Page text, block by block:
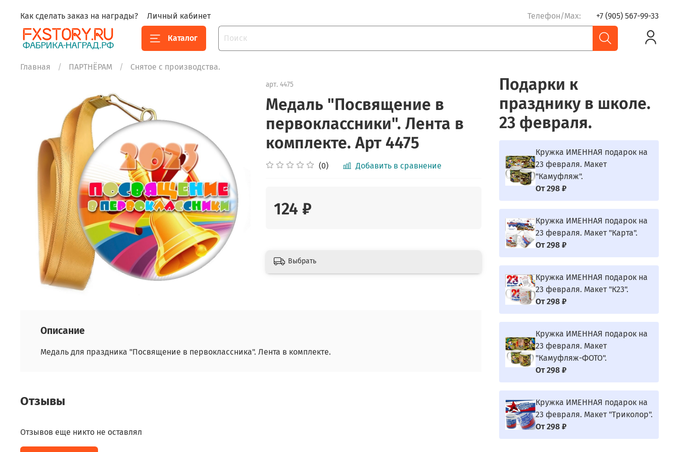
Как сделать заказ на награды? Личный кабинет Телефон/Max: +7 (905) 567-99-33
Каталог
Главная ПАРТНЁРАМ Снятое с производства.
арт.4475
Медаль "Посвящение в
первоклассники". Лента в
комплекте. Арт 4475
(0) Добавить в сравнение
124 ₽
Выбрать
Описание
Медаль для праздника "Посвящение в первоклассника". Лента в комплекте.
Отзывы
Отзывов еще никто не оставлял
Подарки к
празднику в школе.
23 февраля.
Кружка ИМЕННАЯ подарок на
23 февраля. Макет
"Камуфляж".
От 298 ₽
Кружка ИМЕННАЯ подарок на
23 февраля. Макет "Карта".
От 298 ₽
Кружка ИМЕННАЯ подарок на
23 февраля. Макет "К23".
От 298 ₽
Кружка ИМЕННАЯ подарок на
23 февраля. Макет
"Камуфляж-ФОТО".
От 298 ₽
Кружка ИМЕННАЯ подарок на
23 февраля. Макет "Триколор".
От 298 ₽